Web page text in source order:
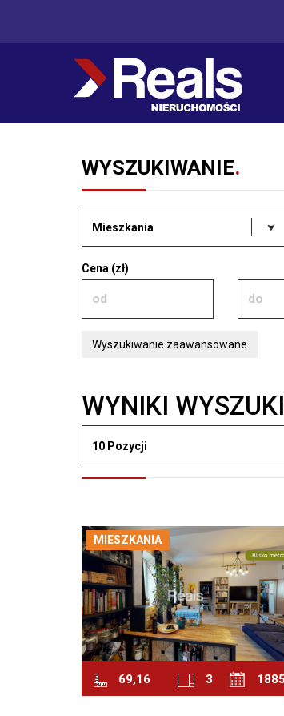
WYSZUKIWANIE.
Mieszkania
Cena (zł)
Wyszukiwanie zaawansowane
WYNIKI
10 Pozycji
MIESZKANIA
69,16 3 1885
Leaflet
OpenStreetMap